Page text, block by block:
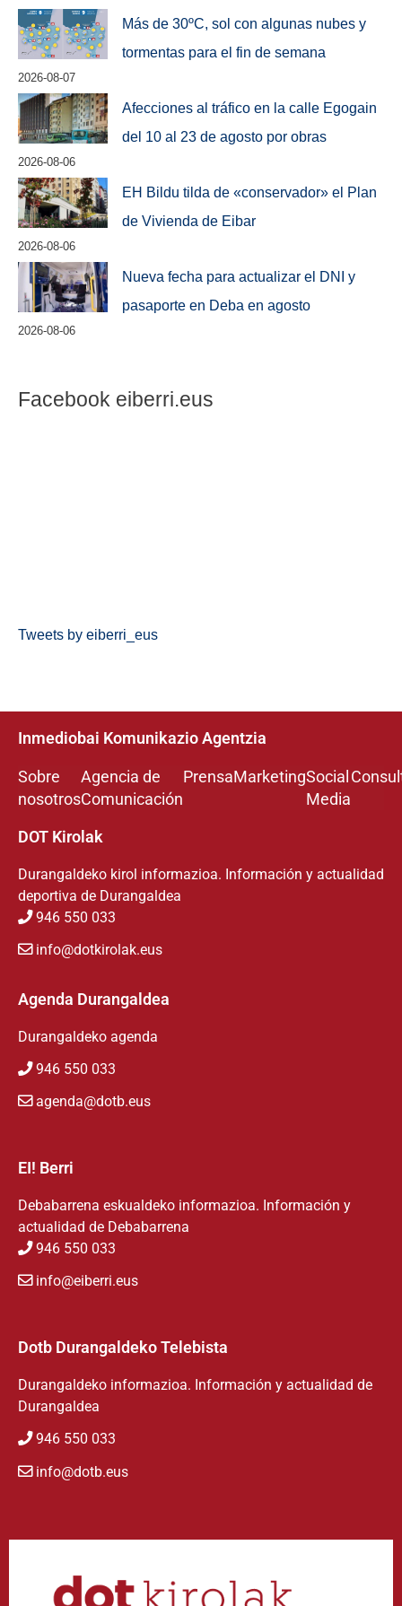
Más de 30ºC, sol con algunas nubes y
tormentas para el fin de semana
2026-08-07
Afecciones al tráfico en la calle Egogain
del 10 al 23 de agosto por obras
2026-08-06
EH Bildu tilda de «conservador» el Plan
de Vivienda de Eibar
2026-08-06
Nueva fecha para actualizar el DNI y
pasaporte en Deba en agosto
2026-08-06
Facebook eiberri.eus
Tweets by eiberri_eus
Inmediobai Komunikazio Agentzia
Sobre
nosotros
Agencia de
Comunicación
PrensaMarketingSocial
Media
DOT Kirolak
Durangaldeko kirol informazioa. Información y actualidad
deportiva de Durangaldea
946 550 033
info@dotkirolak.eus
Agenda Durangaldea
Durangaldeko agenda
946 550 033
agenda@dotb.eus
EI! Berri
Debabarrena eskualdeko informazioa. Información y
actualidad de Debabarrena
946 550 033
info@eiberri.eus
Dotb Durangaldeko Telebista
Durangaldeko informazioa. Información y actualidad de
Durangaldea
946 550 033
info@dotb.eus